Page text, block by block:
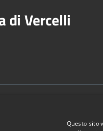
di Vercelli
Questo sito